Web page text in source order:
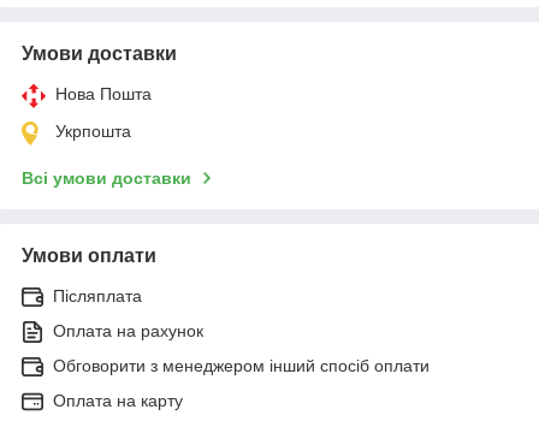
Умови доставки
Нова Пошта
Укрпошта
Всі умови доставки
Умови оплати
Післяплата
Оплата на рахунок
Обговорити з менеджером інший спосіб оплати
Оплата на карту